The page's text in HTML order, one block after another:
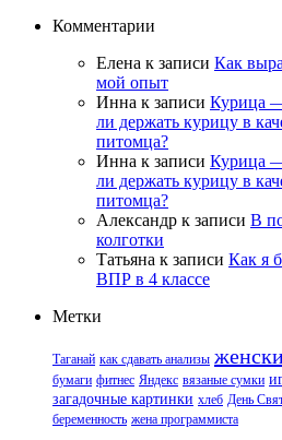
Комментарии
Елена к записи Как
мой опыт
Инна к записи Курица
ли держать курицу в
питомца?
Инна к записи Курица
ли держать курицу в
питомца?
Александр к записи В
колготки
Татьяна к записи Как я
ВПР в 4 классе
Метки
Таганай как сдавать анализы
бумаги фитнес Яндекс вязаные сумки
загадочные картинки хлеб День
беременность жена программиста